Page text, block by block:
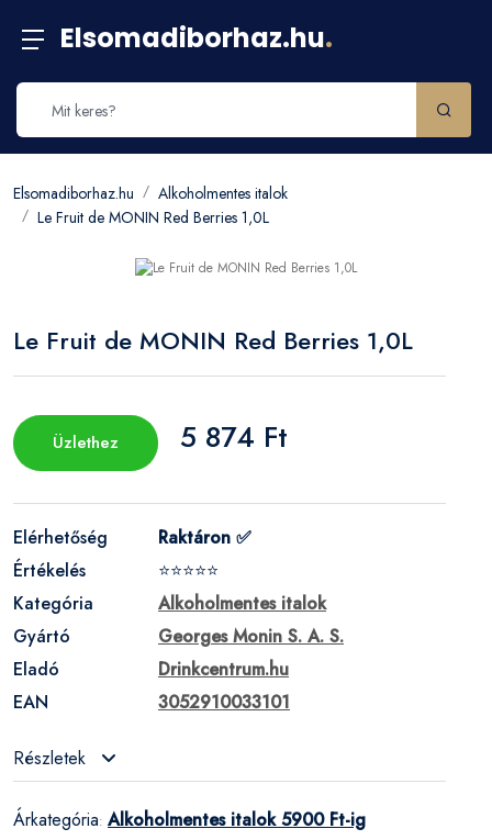
Elsomadiborhaz.hu.
Elsomadiborhaz.hu
Alkoholmentes italok
Le Fruit de MONIN Red Berries 1,0L
Le Fruit de MONIN Red Berries 1,0L
Üzlethez 5 874 Ft
Elérhetőség
Raktáron ✅
Értékelés
⭐⭐⭐⭐⭐
Kategória
Alkoholmentes italok
Gyártó
Georges Monin S. A. S.
Eladó
Drinkcentrum.hu
EAN
3052910033101
Részletek
Árkategória: Alkoholmentes italok 5900 Ft-ig